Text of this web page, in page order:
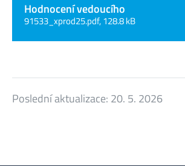
Hodnocení vedoucího
91533_xprod25.pdf, 128.8 kB
Poslední aktualizace: 20. 5. 2026